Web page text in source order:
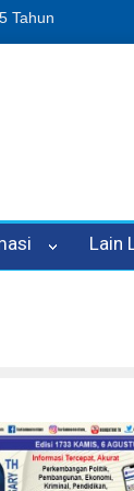
Tetapkan P-
Lain